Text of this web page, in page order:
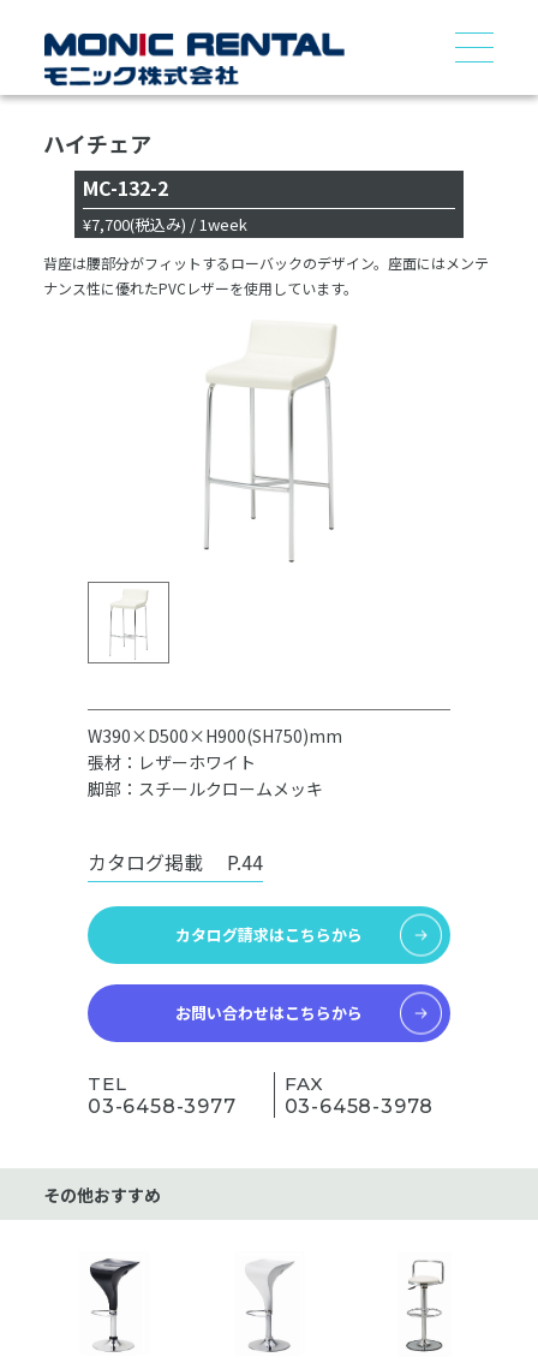
ハイチェア
MC-132-2
¥7,700(税込み) / 1week
背座は腰部分がフィットするローバックのデザイン。座面にはメンテ
ナンス性に優れたPVCレザーを使用しています。
W390×D500×H900(SH750)mm
張材：レザーホワイト
脚部：スチールクロームメッキ
カタログ掲載 P.44
カタログ請求はこちらから
お問い合わせはこちらから
TEL
03-6458-3977
FAX
03-6458-3978
その他おすすめ